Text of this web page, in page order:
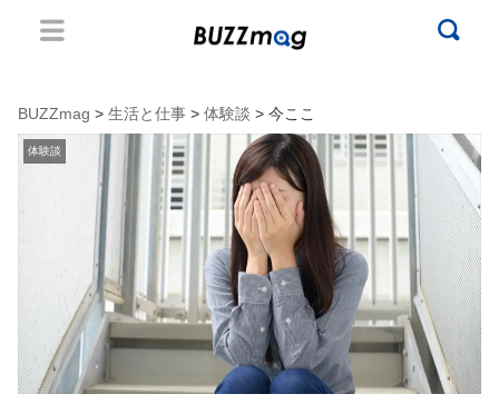
BUZZmag > 生活と仕事 > 体験談 > 今ここ
体験談